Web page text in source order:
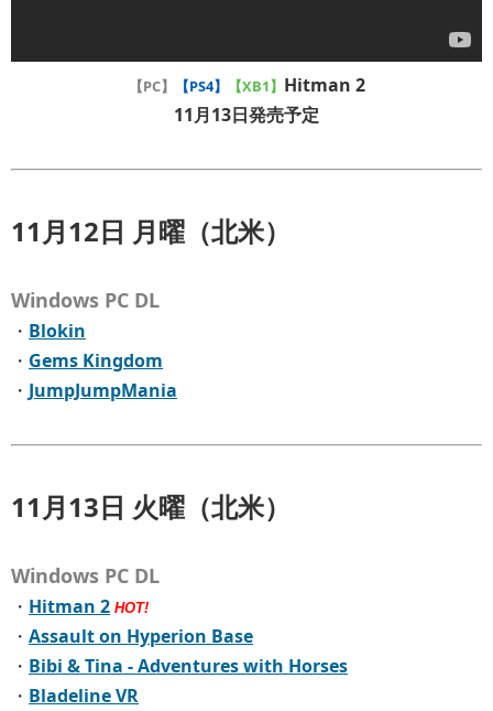
【PC】 【PS4】 【XB1】 Hitman 2
11月13日発売予定
11月12日 月曜（北米）
Windows PC DL
・ Blokin
・ Gems Kingdom
・ JumpJumpMania
11月13日 火曜（北米）
Windows PC DL
・ Hitman 2 HOT!
・ Assault on Hyperion Base
・ Bibi & Tina - Adventures with Horses
・ Bladeline VR